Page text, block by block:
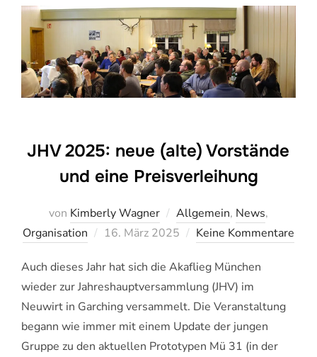
JHV 2025: neue (alte) Vorstände
und eine Preisverleihung
von Kimberly Wagner Allgemein, News,
Organisation
Veröffentlicht
16. März 2025 Keine Kommentare
Auch dieses Jahr hat sich die Akaflieg München
wieder zur Jahreshauptversammlung (JHV) im
Neuwirt in Garching versammelt. Die Veranstaltung
begann wie immer mit einem Update der jungen
Gruppe zu den aktuellen Prototypen Mü 31 (in der